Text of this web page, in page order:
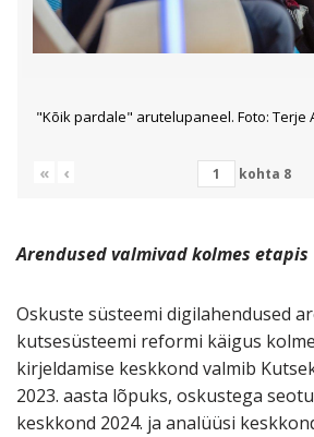
"Kõik pardale" arutelupaneel. Foto: Terje
« ‹ kohta 8
Arendused valmivad kolmes etapis
Oskuste süsteemi digilahendused
kutsesüsteemi reformi käigus
kirjeldamise keskkond valmib
2023. aasta lõpuks, oskustega
keskkond 2024. ja analüüsi